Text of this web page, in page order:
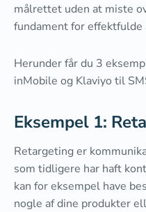
målrettet uden at miste
fundament for effektfulde
Herunder får du 3
inMobile og Klaviyo til
Eksempel 1:
Retargeting er
som tidligere har haft
kan for eksempel have
nogle af dine produkter